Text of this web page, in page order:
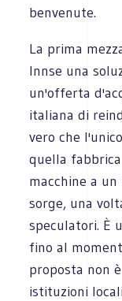
benvenute.
La prima
Innse una
un'offerta
italiana di
vero che
quella
macchine a
sorge, una
speculatori. È
fino al
proposta non
istituzioni